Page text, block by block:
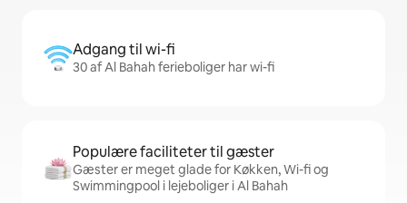
Adgang til wi-fi
30 af Al Bahah ferieboliger har wi-fi
Populære faciliteter til gæster
Gæster er meget glade for Køkken, Wi-fi og
Swimmingpool i lejeboliger i Al Bahah